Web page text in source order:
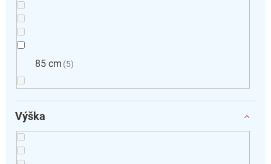
85 cm 5
Výška